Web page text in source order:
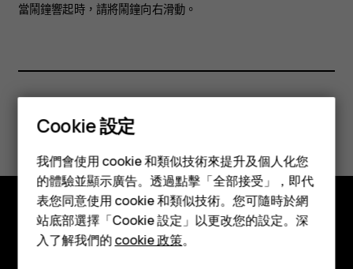
智慧型手機
功能型手機
配件
平板電腦
當鬧鐘響起時，請將鬧鐘向右滑動。
您認為這有幫助嗎？
是 否
探索
Cookie 設定
我們會使用 cookie 和類似技術來提升及個人化您
的體驗並顯示廣告。透過點擊「全部接受」，即代
表您同意使用 cookie 和類似技術。您可隨時於網
站底部選擇「Cookie 設定」以更改您的設定。深
入了解我們的cookie 政策。